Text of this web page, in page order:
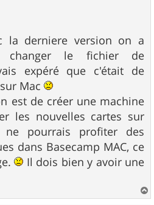
la derniere version on a
changer le fichier de
expéré que c'était de
Mac
est de créer une machine
les nouvelles cartes sur
pourrais profiter des
dans Basecamp MAC, ce
Il dois bien y avoir une
a